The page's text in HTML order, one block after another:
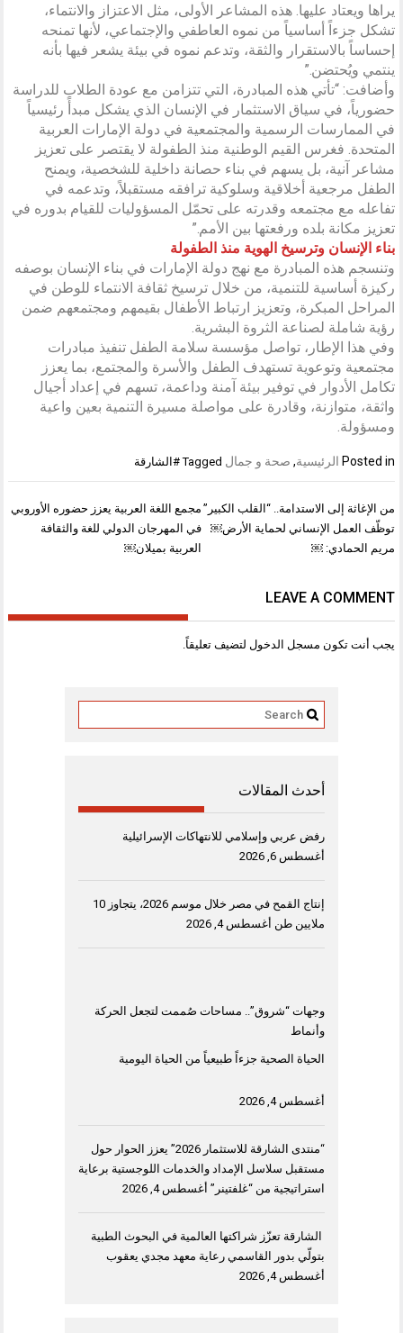
يراها ويعتاد عليها. هذه المشاعر الأولى، مثل الاعتزاز والانتماء،
تشكل جزءاً أساسياً من نموه العاطفي والإجتماعي، لأنها تمنحه
إحساساً بالاستقرار والثقة، وتدعم نموه في بيئة يشعر فيها بأنه
ينتمي ويُحتضن.”
وأضافت: “تأتي هذه المبادرة، التي تتزامن مع عودة الطلاب للدراسة
حضورياً، في سياق الاستثمار في الإنسان الذي يشكل مبدأً رئيسياً
في الممارسات الرسمية والمجتمعية في دولة الإمارات العربية
المتحدة. فغرس القيم الوطنية منذ الطفولة لا يقتصر على تعزيز
مشاعر آنية، بل يسهم في بناء حصانة داخلية للشخصية، ويمنح
الطفل مرجعية أخلاقية وسلوكية ترافقه مستقبلاً، وتدعمه في
تفاعله مع مجتمعه وقدرته على تحمّل المسؤوليات للقيام بدوره في
تعزيز مكانة بلده ورفعتها بين الأمم.”
بناء الإنسان وترسيخ الهوية منذ الطفولة
وتنسجم هذه المبادرة مع نهج دولة الإمارات في بناء الإنسان بوصفه
ركيزة أساسية للتنمية، من خلال ترسيخ ثقافة الانتماء للوطن في
المراحل المبكرة، وتعزيز ارتباط الأطفال بقيمهم ومجتمعهم ضمن
رؤية شاملة لصناعة الثروة البشرية.
وفي هذا الإطار، تواصل مؤسسة سلامة الطفل تنفيذ مبادرات
مجتمعية وتوعوية تستهدف الطفل والأسرة والمجتمع، بما يعزز
تكامل الأدوار في توفير بيئة آمنة وداعمة، تسهم في إعداد أجيال
واثقة، متوازنة، وقادرة على مواصلة مسيرة التنمية بعين واعية
ومسؤولة.
Posted in الرئيسية, صحة و جمال Tagged #الشارقة
تصفّح
المقالات
مجمع اللغة العربية يعزز حضوره الأوروبي
في المهرجان الدولي للغة والثقافة
العربية بميلان￼
من الإغاثة إلى الاستدامة.. “القلب الكبير”
توظّف العمل الإنساني لحماية الأرض￼
مريم الحمادي: ￼
LEAVE A COMMENT
يجب أنت تكون مسجل الدخول لتضيف تعليقاً.
أحدث المقالات
رفض عربي وإسلامي للانتهاكات الإسرائيلية
أغسطس 6, 2026
إنتاج القمح في مصر خلال موسم 2026، يتجاوز 10
ملايين طن أغسطس 4, 2026
وجهات “شروق”.. مساحات صُممت لتجعل الحركة
وأنماط
الحياة الصحية جزءاً طبيعياً من الحياة اليومية
أغسطس 4, 2026
“منتدى الشارقة للاستثمار 2026” يعزز الحوار حول
مستقبل سلاسل الإمداد والخدمات اللوجستية برعاية
استراتيجية من “غلفتينر” أغسطس 4, 2026
الشارقة تعزّز شراكتها العالمية في البحوث الطبية
بتولّي بدور القاسمي رعاية معهد مجدي يعقوب
أغسطس 4, 2026